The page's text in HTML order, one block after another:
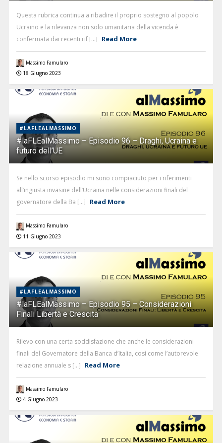
Questa rubrica continua a ribadire il proprio sostegno al popolo
Ucraino e la rilevanza non solo umanitaria della vicenda è
confermata dai recenti rif [...] Read More
Massimo Famularo
18 Giugno 2023
#LAFLEALMASSIMO
#laFLEalMassimo – Episodio 96 – Draghi, Ucraina e
futuro dell’UE
Se nello scorso episodio mi sono compiaciuto per i riferimenti
all’ingiusta invasine dell’Ucraina nelle considerazioni finali del
governatore della Ba [...] Read More
Massimo Famularo
11 Giugno 2023
#LAFLEALMASSIMO
#laFLEalMassimo – Episodio 95 – Considerazioni
Finali Libertà e Crescita
Rilevo con una certa soddisfazione che anche le considerazioni
finali del Governatore della Banca d’Italia, così come l’autorevole
relazione annuale s [...] Read More
Massimo Famularo
4 Giugno 2023